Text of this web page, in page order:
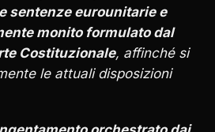
sentenze eurounitarie e
monito formulato dal
Costituzionale, affinché si
le attuali disposizioni